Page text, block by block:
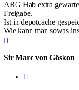
ARG Hab extra
Freigabe.
Ist in depotcache
Wie kann man sowas
Sir Marc von Göskon